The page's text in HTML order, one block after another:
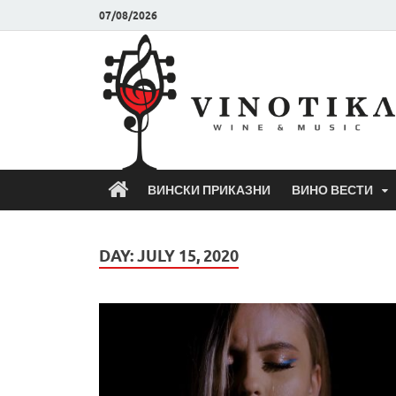
07/08/2026
ВИНСКИ ПРИКАЗНИ ВИНО ВЕСТИ
DAY:JULY 15, 2020